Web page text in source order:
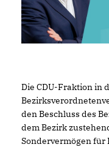
Die CDU-Fraktion in
den Beschluss des
dem Bezirk
Sondervermögen